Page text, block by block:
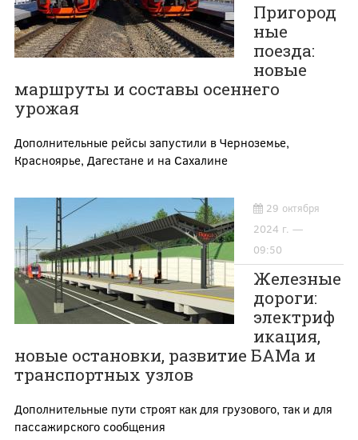
Пригород
ные
поезда:
новые
маршруты и составы осеннего
урожая
Дополнительные рейсы запустили в Черноземье,
Красноярье, Дагестане и на Сахалине
29 октября
2024 г. —
09:50
Железные
дороги:
электриф
икация,
новые остановки, развитие БАМа и
транспортных узлов
Дополнительные пути строят как для грузового, так и для
пассажирского сообщения